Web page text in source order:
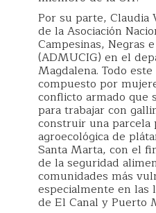
Por su parte, Claudia
de la Asociación
Campesinas, Negras
(ADMUCIG) en el
Magdalena. Todo
compuesto por
conflicto armado que
para trabajar con
construir una parcela
agroecológica de
Santa Marta, con el
de la seguridad
comunidades más
especialmente en las
de El Canal y Puerto